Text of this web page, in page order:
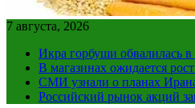
7 августа, 2026
Икра горбуши обвалилась
В магазинах ожидается
СМИ узнали о планах
Российский рынок акций